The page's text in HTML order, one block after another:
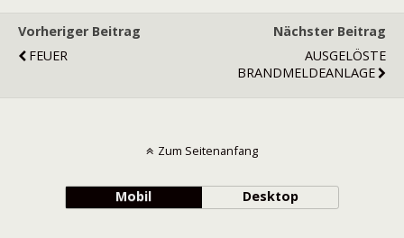
Vorheriger Beitrag
FEUER
Nächster Beitrag
AUSGELÖSTE
BRANDMELDEANLAGE
Zum Seitenanfang
Mobil Desktop